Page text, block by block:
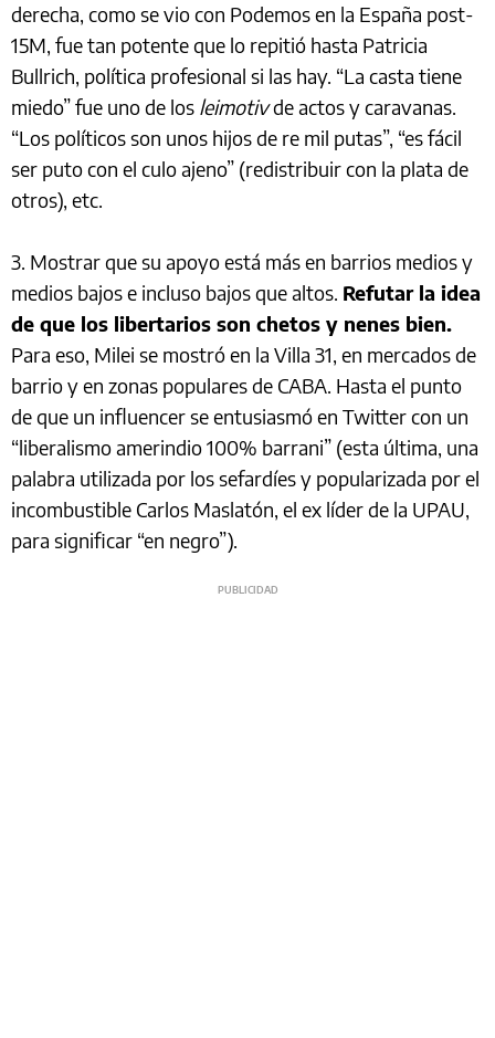
derecha, como se vio con Podemos en la España post-
15M, fue tan potente que lo repitió hasta Patricia
Bullrich, política profesional si las hay. “La casta tiene
miedo” fue uno de los leimotivde actos y caravanas.
“Los políticos son unos hijos de re mil putas”, “es fácil
ser puto con el culo ajeno” (redistribuir con la plata de
otros), etc.
3. Mostrar que su apoyo está más en barrios medios y
medios bajos e incluso bajos que altos. Refutar la idea
de que los libertarios son chetos y nenes bien.
Para eso, Milei se mostró en la Villa 31, en mercados de
barrio y en zonas populares de CABA. Hasta el punto
de que un influencer se entusiasmó en Twitter con un
“liberalismo amerindio 100% barrani” (esta última, una
palabra utilizada por los sefardíes y popularizada por el
incombustible Carlos Maslatón, el ex líder de la UPAU,
para significar “en negro”).